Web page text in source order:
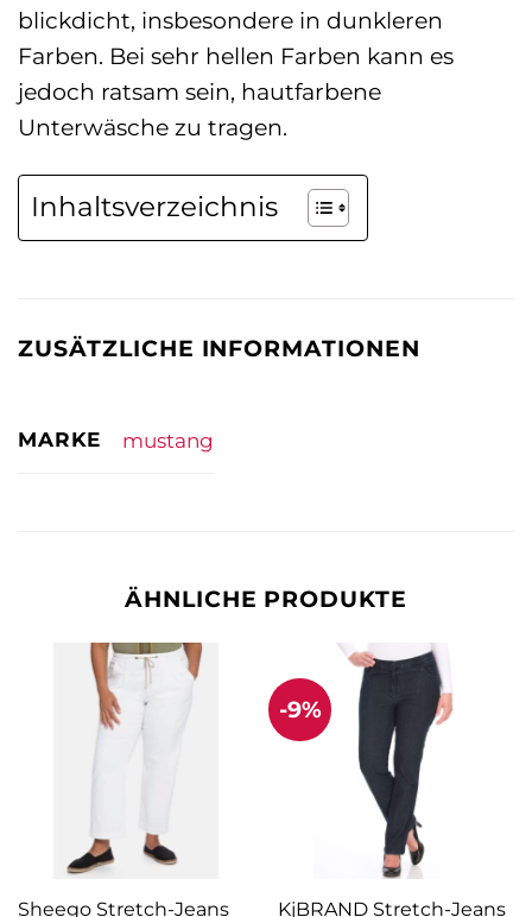
blickdicht, insbesondere in dunkleren
Farben. Bei sehr hellen Farben kann es
jedoch ratsam sein, hautfarbene
Unterwäsche zu tragen.
Inhaltsverzeichnis
ZUSÄTZLICHE INFORMATIONEN
MARKE mustang
ÄHNLICHE PRODUKTE
Sheego Stretch-Jeans
-9%
KjBRAND Stretch-Jeans